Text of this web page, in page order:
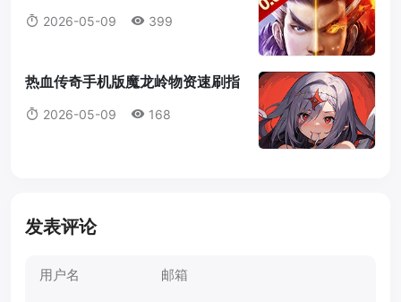
别再无脑闪现了，新技能汇流为兵
这样带！
2026-05-09 399
热血传奇手机版魔龙岭物资速刷指
南（跨服活动52级开启）
2026-05-09 168
发表评论